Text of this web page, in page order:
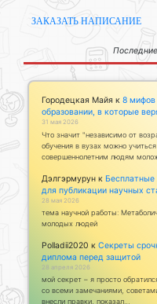
ЗАКАЗАТЬ НАПИСАНИЕ
Городецкая Майя к 8
образовании, в которые
31 мая 2026
Что значит "независимо от
обучения в вузах можно
совершеннолетним людям
Дэлгэрмурун к
для публикации научных
28 мая 2026
тема научной работы:
молодых людей
Polladii2020 к Секреты
диплома перед защитой
28 апреля 2026
мой секрет – я просто
со всеми замечаниями,
внесли правки, показал…